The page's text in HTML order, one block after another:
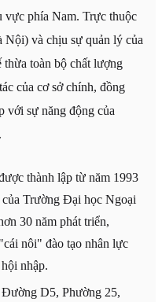
vực phía Nam. Trực thuộc
và chịu sự quản lý của
toàn bộ chất lượng
của cơ sở chính, đồng
với sự năng động của
thành lập từ năm 1993
Trường Đại học Ngoại
30 năm phát triển,
nôi" đào tạo nhân lực
nhập.
D5, Phường 25,